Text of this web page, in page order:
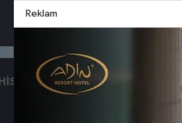
HISSEDILEN
Reklam